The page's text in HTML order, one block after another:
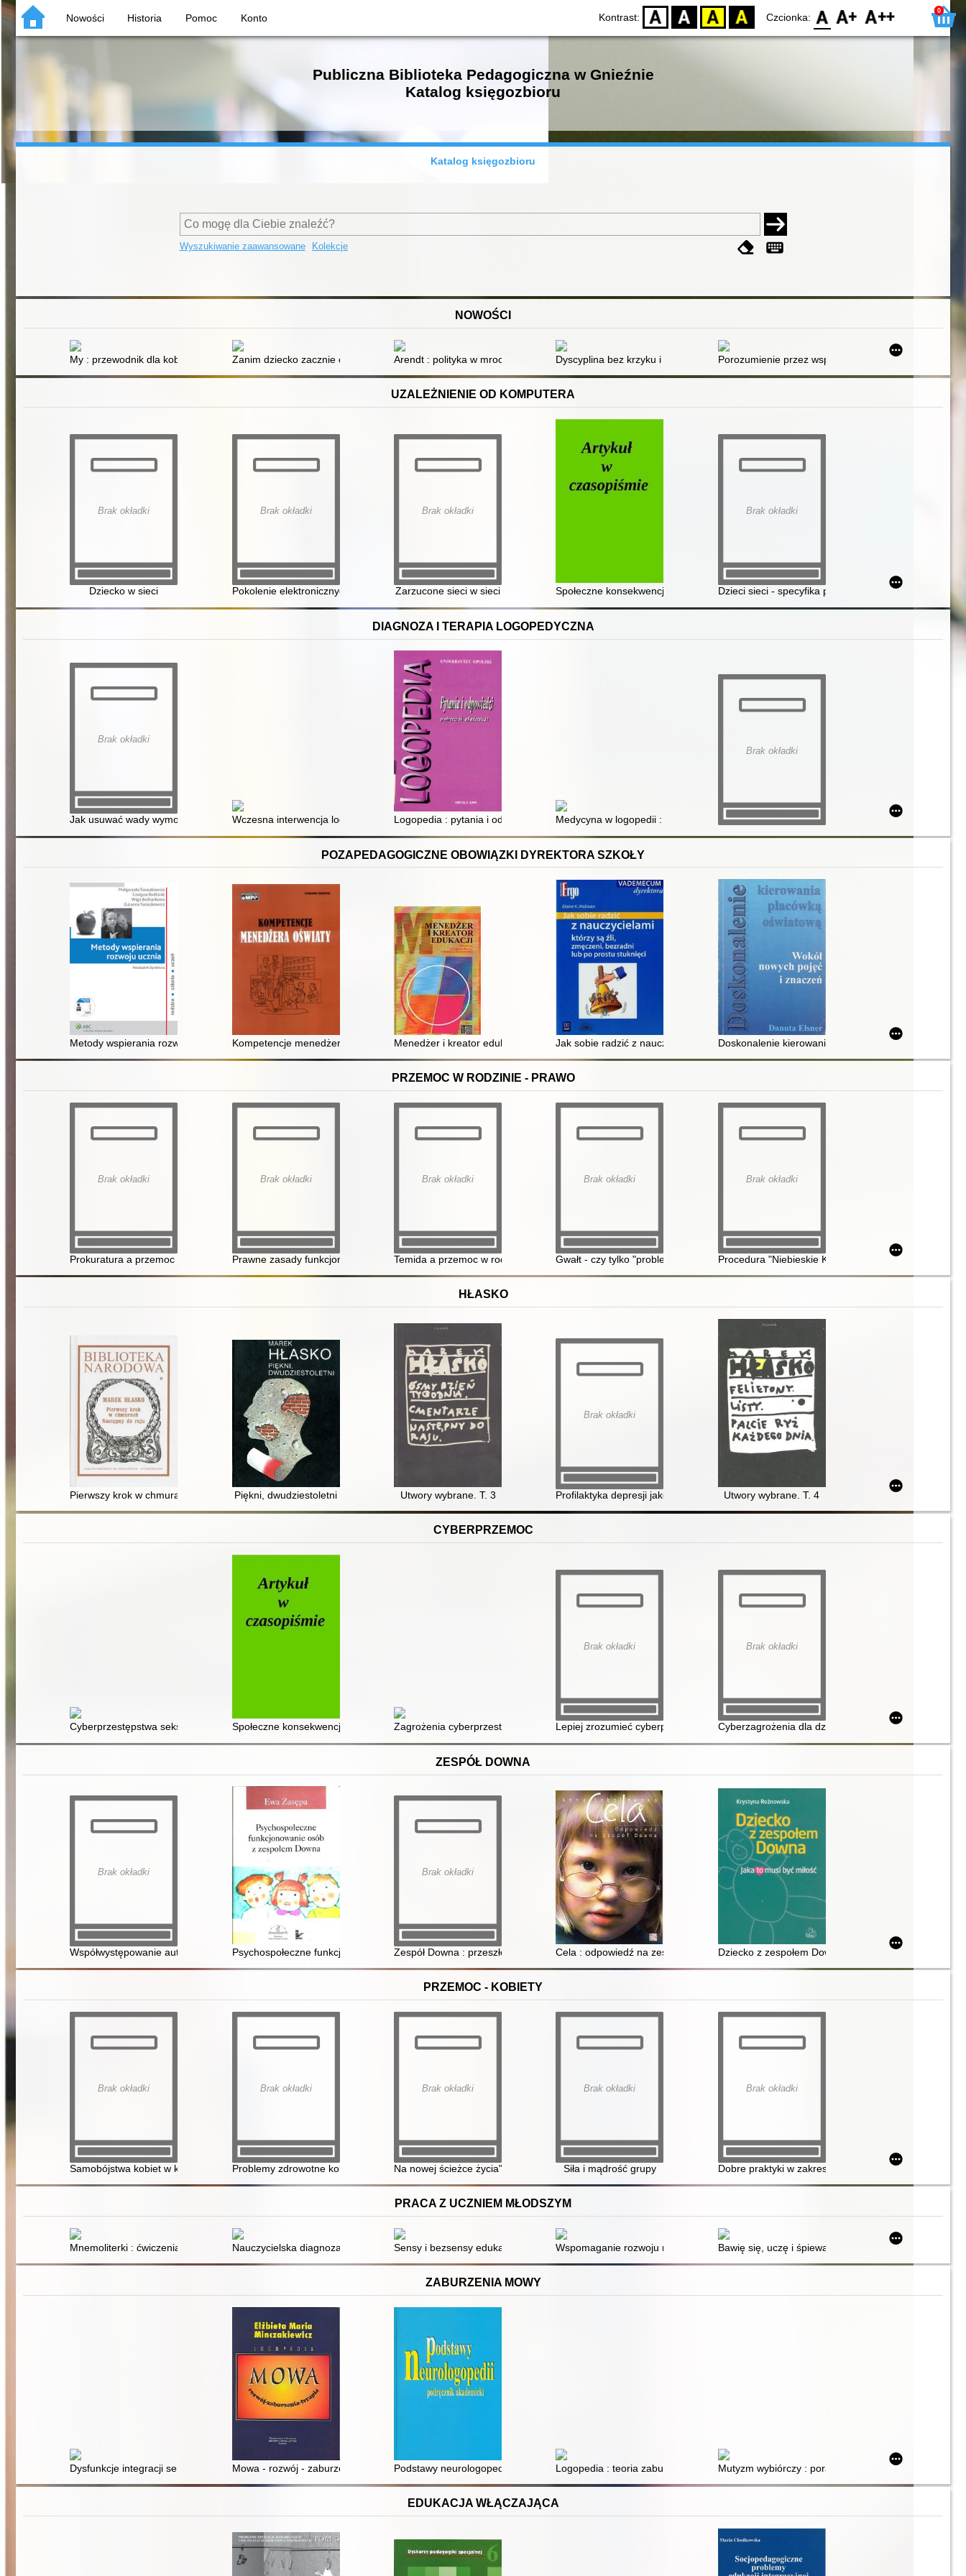
Nowości Historia Pomoc Konto Kontrast: D BW YB BY Czcionka: F0 F1 F2 0
Publiczna Biblioteka Pedagogiczna w Gnieźnie
Katalog księgozbioru
Katalog księgozbioru
Wyszukiwanie zaawansowane Kolekcje
NOWOŚCI
My : przewodnik dla kobiet pragnących zmianyZanim dziecko zacznie czytać i pisać : ponad 300 zabaw teatralnych, które przygotują dziecko do późniejszej nauki czytania i pisania
Arendt : polityka w mrocznych czasachDyscyplina bez krzyku i bicia : praktyczne rozwiązania najczęstszych problemów
Porozumienie przez współpracę : jak stworzyć
UZALEŻNIENIE OD KOMPUTERA
Brak okładki
Dziecko w sieci
Brak okładki
Pokolenie elektronicznych mediów
Brak okładki
Zarzucone sieci w sieci Społeczne konsekwencje cyberprzemocy i deficytów emocjonalnych uczniów
Brak okładki
Dzieci sieci - specyfika pokolenia
DIAGNOZA I TERAPIA LOGOPEDYCZNA
Brak okładki
Jak usuwać wady wymowy : porady dla nauczycieli i rodziców
Wczesna interwencja logopedyczna Logopedia : pytania i odpowiedzi: podręcznik akademickiMedycyna w logopedii : terapia, wspomaganie, wsparcie : trzy drogi - jeden cel
Brak okładki
POZAPEDAGOGICZNE OBOWIĄZKI DYREKTORA SZKOŁY
Metody wspierania rozwoju ucznia : niezbędnik dyrektoraKompetencje menedżera oświaty : poradnik dla dyrektorów szkół i innych placówek edukacyjnych oraz pracowników prowadzących i nadzorujących
Menedżer i kreator edukacji Jak sobie radzić z nauczycielami którzy są źli, zmęczeni, bezradni lub po prostu stuknięci
Doskonalenie kierowania placówką oświatową :
PRZEMOC W RODZINIE - PRAWO
Brak okładki
Prokuratura a przemoc w rodzinie w 2013 roku
Brak okładki
Prawne zasady funkcjonowania zespołów interdyscyplinarnych
Brak okładki
Temida a przemoc w rodzinie 2012 : działanie prokuratury oraz orzecznictwo sądów powszechnych
Brak okładki
Gwałt - czy tylko "problem kobiecy"? : przemoc seksualna wobec mężczyzn podczas wojny
Brak okładki
Procedura "Niebieskie Karty" - najczęściej zadawane
HŁASKO
Pierwszy krok w chmurach. Następny do rajuPiękni, dwudziestoletni Utwory wybrane. T. 3
Brak okładki
Profilaktyka depresji jako zadanie dla szkołyUtwory wybrane. T. 4
CYBERPRZEMOC
Cyberprzestępstwa seksualne na szkodę małoletniego w polskim i amerykańskim porządku prawnym
Społeczne konsekwencje cyberprzemocy i deficytów emocjonalnych uczniów
Zagrożenia cyberprzestrzeni i świata wirtualnego
Brak okładki
Lepiej zrozumieć cyberprzemoc
Brak okładki
Cyberzagrożenia dla dzieci i młodzieży
ZESPÓŁ DOWNA
Brak okładki
Współwystępowanie autyzmu i zespołu Downa - kontrowersje i trudności diagnostyczne
Psychospołeczne funkcjonowanie osób z zespołem Downa
Brak okładki
Zespół Downa : przeszłość, teraźniejszość i przyszłość
Cela : odpowiedź na zespół Downa Dziecko z zespołem Downa : jaka to musi być miłość
PRZEMOC - KOBIETY
Brak okładki
Samobójstwa kobiet w kulturze patriarchatu
Brak okładki
Problemy zdrowotne kobiet doświadczających przemocy w rodzinie
Brak okładki
Na nowej ścieżce życia" - integrowanie kobiecej siły
Brak okładki
Siła i mądrość grupy
Brak okładki
Dobre praktyki w zakresie zwalczania przemocy
PRACA Z UCZNIEM MŁODSZYM
Mnemoliterki : ćwiczenia do wprowadzania i utrwalania liter podobnych pod względem kształtu a-o, m-n-u-w, l-ł-t, b-d-g-p z wykorzystaniem mnemotechnik
Nauczycielska diagnoza gotowości do podjęcia nauki szkolnej : jak prowadzić obserwację dzieci, interpretować wyniki i formułować wnioski
Sensy i bezsensy edukacji wczesnoszkolnejWspomaganie rozwoju mowy i przygotowanie do nauki czytania i pisania
Bawię się, uczę i śpiewam : Piosenki dla
ZABURZENIA MOWY
Dysfunkcje integracji sensorycznej a sprawność językowa dzieci w młodszym wieku szkolnym
Mowa - rozwój - zaburzenia - terapiaPodstawy neurologopedii : podręcznik akademickiLogopedia : teoria zaburzeń mowy Mutyzm wybiórczy : poradnik dla rodziców,
EDUKACJA WŁĄCZAJĄCA